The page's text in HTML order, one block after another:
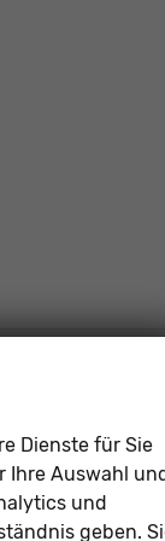
stellt keine
sind
können
Irrtümer sind
Dienste für Sie
Ihre Auswahl
und
geben.